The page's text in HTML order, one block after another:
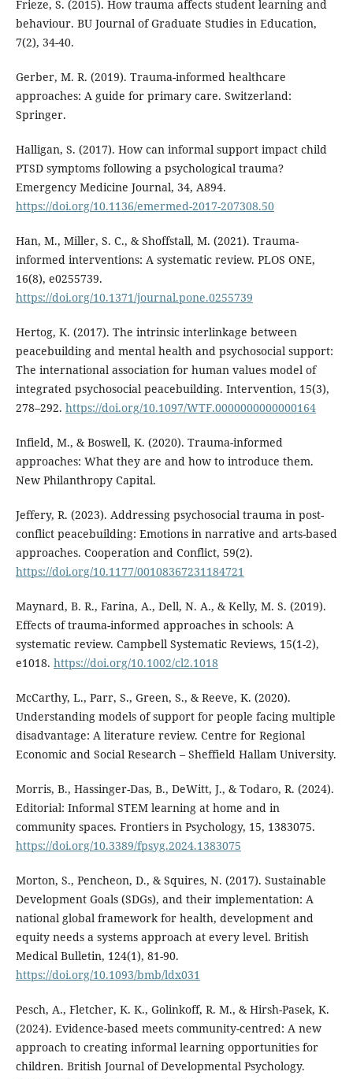
Frieze, S. (2015). How trauma affects student learning and
behaviour. BU Journal of Graduate Studies in Education,
7(2), 34-40.
Gerber, M. R. (2019). Trauma-informed healthcare
approaches: A guide for primary care. Switzerland:
Springer.
Halligan, S. (2017). How can informal support impact child
PTSD symptoms following a psychological trauma?
Emergency Medicine Journal, 34, A894.
https://doi.org/10.1136/emermed-2017-207308.50
Han, M., Miller, S. C., & Shoffstall, M. (2021). Trauma-
informed interventions: A systematic review. PLOS ONE,
16(8), e0255739.
https://doi.org/10.1371/journal.pone.0255739
Hertog, K. (2017). The intrinsic interlinkage between
peacebuilding and mental health and psychosocial support:
The international association for human values model of
integrated psychosocial peacebuilding. Intervention, 15(3),
278–292. https://doi.org/10.1097/WTF.0000000000000164
Infield, M., & Boswell, K. (2020). Trauma-informed
approaches: What they are and how to introduce them.
New Philanthropy Capital.
Jeffery, R. (2023). Addressing psychosocial trauma in post-
conflict peacebuilding: Emotions in narrative and arts-based
approaches. Cooperation and Conflict, 59(2).
https://doi.org/10.1177/00108367231184721
Maynard, B. R., Farina, A., Dell, N. A., & Kelly, M. S. (2019).
Effects of trauma-informed approaches in schools: A
systematic review. Campbell Systematic Reviews, 15(1-2),
e1018. https://doi.org/10.1002/cl2.1018
McCarthy, L., Parr, S., Green, S., & Reeve, K. (2020).
Understanding models of support for people facing multiple
disadvantage: A literature review. Centre for Regional
Economic and Social Research – Sheffield Hallam University.
Morris, B., Hassinger-Das, B., DeWitt, J., & Todaro, R. (2024).
Editorial: Informal STEM learning at home and in
community spaces. Frontiers in Psychology, 15, 1383075.
https://doi.org/10.3389/fpsyg.2024.1383075
Morton, S., Pencheon, D., & Squires, N. (2017). Sustainable
Development Goals (SDGs), and their implementation: A
national global framework for health, development and
equity needs a systems approach at every level. British
Medical Bulletin, 124(1), 81-90.
https://doi.org/10.1093/bmb/ldx031
Pesch, A., Fletcher, K. K., Golinkoff, R. M., & Hirsh-Pasek, K.
(2024). Evidence-based meets community-centred: A new
approach to creating informal learning opportunities for
children. British Journal of Developmental Psychology.